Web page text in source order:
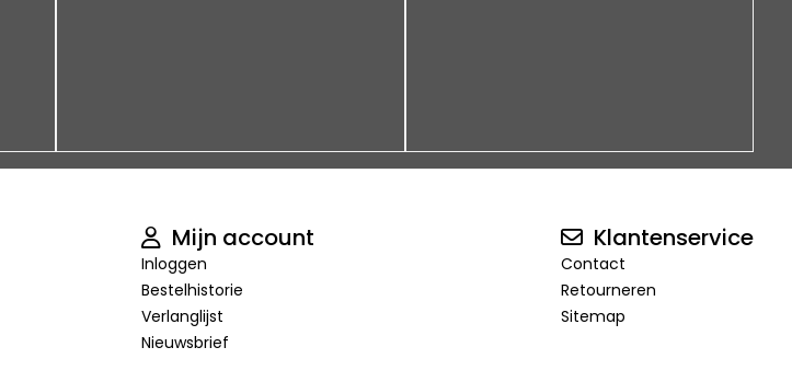
Mijn account
Inloggen
Bestelhistorie
Verlanglijst
Nieuwsbrief
Klantenservice
Contact
Retourneren
Sitemap